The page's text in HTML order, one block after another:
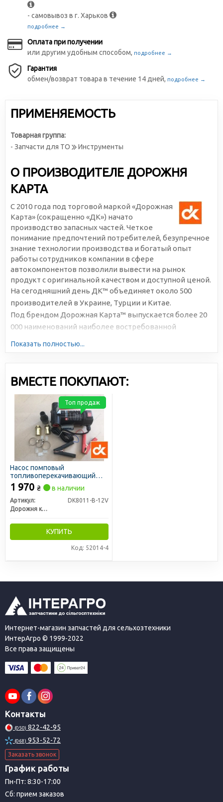
- самовывоз в г. Харьков
подробнее →
Оплата при получении
или другим удобным способом, подробнее →
Гарантия
обмен/возврат товара в течение 14 дней, подробнее →
ПРИМЕНЯЕМОСТЬ
Товарная группа:
- Запчасти для ТО
Инструменты
О ПРОИЗВОДИТЕЛЕ ДОРОЖНЯ
КАРТА
С 2010 года под торговой маркой «Дорожная
Карта» (сокращенно «ДК») начато
производство запасных частей. Четкое
понимание предпочтений потребителей, безупречное
знание технологии производства и богатый опыт
работы сотрудников компании в сфере
автокомпонентов позволили вывести на рынок
продукт с оригинальной качеством и доступной ценой.
На сегодняшний день ДК™ объединяет около 500
производителей в Украине, Турции и Китае.
Под брендом Дорожная Карта™ выпускается более 20
000 наименований наиболее востребованной
Показать полностью...
ВМЕСТЕ ПОКУПАЮТ:
Насос помповый
топливоперекачивающий
12В (ДК)
1 970 ₴ в наличии
Артикул:
DK8011-B-12V
Дорожня карта
КУПИТЬ
Код: 52014-4
Топ продаж
Интернет-магазин запчастей для сельхозтехники
ИнтерАгро © 1999-2022
Все права защищены
Контакты
(050) 822-42-95
(068) 953-52-72
Заказать звонок
График работы
Пн-Пт: 8:30-17:00
Сб: прием заказов